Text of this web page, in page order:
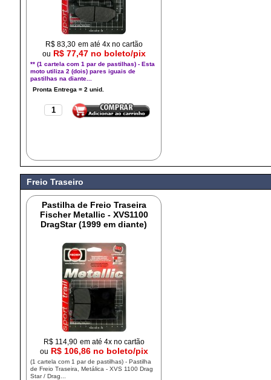
R$ 83,30 em até 4x no cartão
ou R$ 77,47 no boleto/pix
** (1 cartela com 1 par de pastilhas) - Esta
moto utiliza 2 (dois) pares iguais de
pastilhas na diante...
Freio Traseiro
Pastilha de Freio Traseira
Fischer Metallic - XVS1100
DragStar (1999 em diante)
R$ 114,90 em até 4x no cartão
ou R$ 106,86 no boleto/pix
(1 cartela com 1 par de pastilhas) - Pastilha
de Freio Traseira, Metálica - XVS 1100 Drag
Star / Drag...